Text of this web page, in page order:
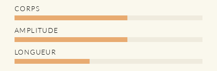
CORPS
AMPLITUDE
LONGUEUR